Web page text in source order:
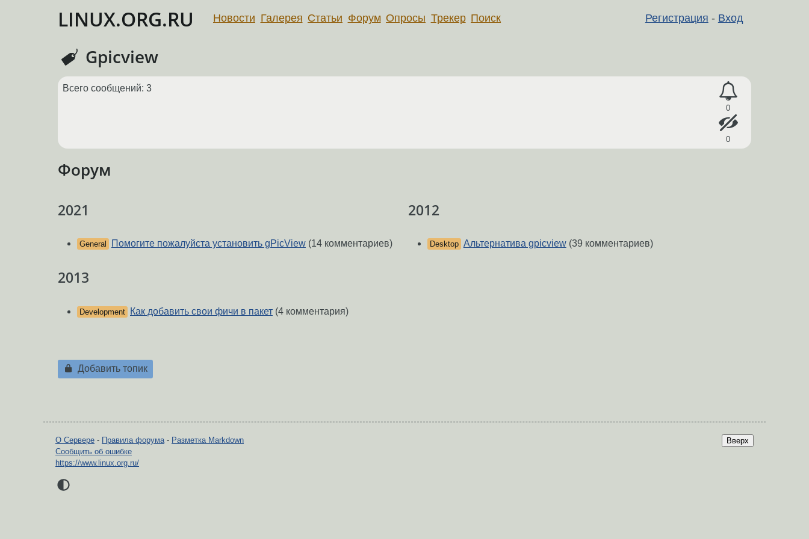
LINUX.ORG.RU Регистрация - Вход
Новости Галерея Статьи Форум Опросы Трекер Поиск
Gpicview
0
0
Всего сообщений: 3
Форум
2021
General Помогите пожалуйста установить gPicView (14 комментариев)
2013
Development Как добавить свои фичи в пакет (4 комментария)
2012
Desktop Альтернатива gpicview(39 комментариев)
Добавить топик
Вверх
О Сервере - Правила форума- Разметка Markdown
Сообщить об ошибке
https://www.linux.org.ru/